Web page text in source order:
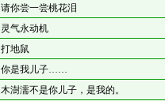
请你尝一尝桃花泪
灵气永动机
打地鼠
你是我儿子……
木澍濡不是你儿子，是我的。